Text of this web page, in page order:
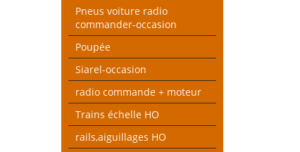
Pneus voiture radio
commander-occasion
Poupée
Siarel-occasion
radio commande + moteur
Trains échelle HO
rails,aiguillages HO